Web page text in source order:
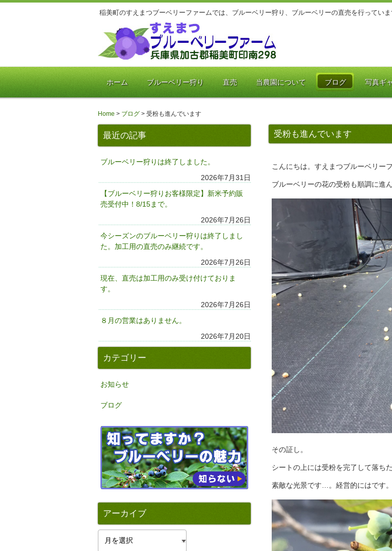
稲美町のすえまつブーベリーファームでは、ブルーベリー狩り、ブルーベリーの直売を行っていま
ホーム ブルーベリー狩り 直売 当農園について ブログ 写真ギ
Home > ブログ > 受粉も進んでいます
受粉も進んでいます
こんにちは。すえまつブルーベリー
ブルーベリーの花の受粉も順調に進ん
その証し。
シートの上には受粉を完了して落ち
素敵な光景です…。経営的にはです。
最近の記事
ブルーベリー狩りは終了しました。
2026年7月31日
【ブルーベリー狩りお客様限定】新米予約販
売受付中！8/15まで。
2026年7月26日
今シーズンのブルーベリー狩りは終了しまし
た。加工用の直売のみ継続です。
2026年7月26日
現在、直売は加工用のみ受け付けておりま
す。
2026年7月26日
８月の営業はありません。
2026年7月20日
カテゴリー
お知らせ
ブログ
アーカイブ